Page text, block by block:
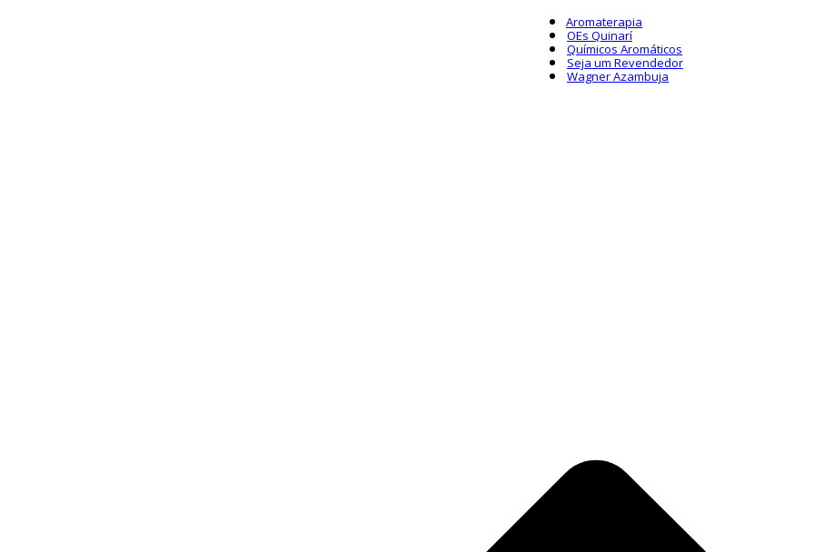
Aromaterapia
OEs Quinarí
Químicos Aromáticos
Seja um Revendedor
Wagner Azambuja